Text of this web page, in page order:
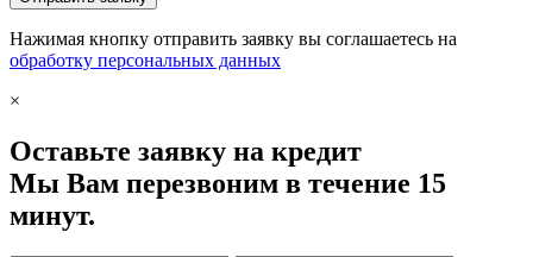
Нажимая кнопку отправить заявку вы соглашаетесь на
обработку персональных данных
×
Оставьте заявку на кредит
Мы Вам перезвоним в течение 15
минут.